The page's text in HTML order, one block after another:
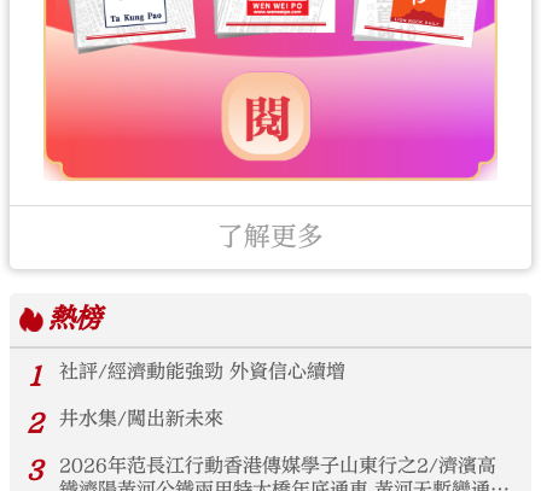
了解更多
熱榜
1
社評/經濟動能強勁 外資信心續增
2 井水集/闖出新未來
3
2026年范長江行動香港傳媒學子山東行之2/濟濱高